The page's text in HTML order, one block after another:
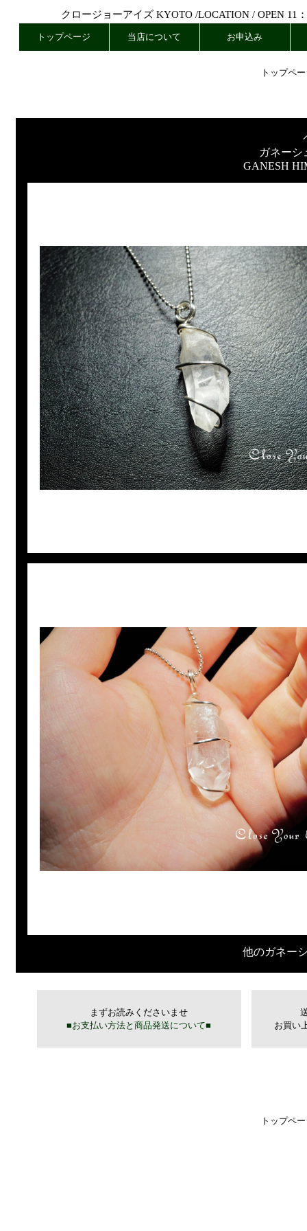
クロージョーアイズ KYOTO /LOCATION / OPEN 11
トップページ 当店について お申込み
トップペ
ガネー
GANESH
他のガネー
トップペ